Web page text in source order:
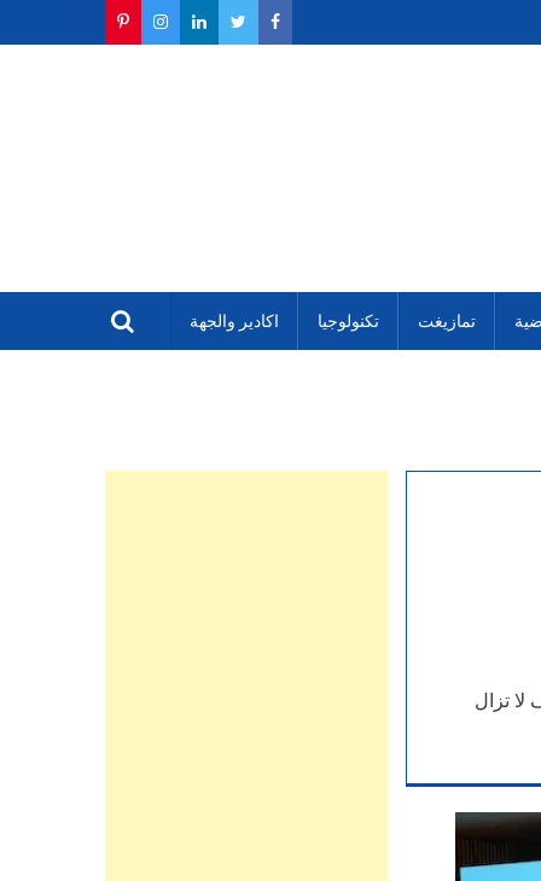
تمازيغت تكنولوجيا اكادير والجهة
تزال